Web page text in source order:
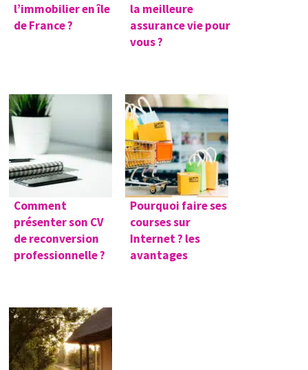
l’immobilier en île
de France ?
la meilleure
assurance vie pour
vous ?
Comment
présenter son CV
de reconversion
professionnelle ?
Pourquoi faire ses
courses sur
Internet ? les
avantages